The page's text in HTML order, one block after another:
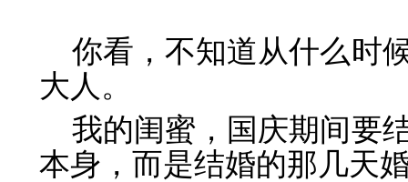
你看，不知道从什么时
大人。
我的闺蜜，国庆期间要
本身，而是结婚的那几天